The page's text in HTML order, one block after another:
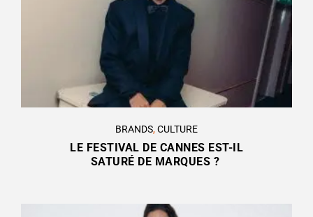
BRANDS,CULTURE
LE FESTIVAL DE CANNES EST-IL
SATURÉ DE MARQUES ?